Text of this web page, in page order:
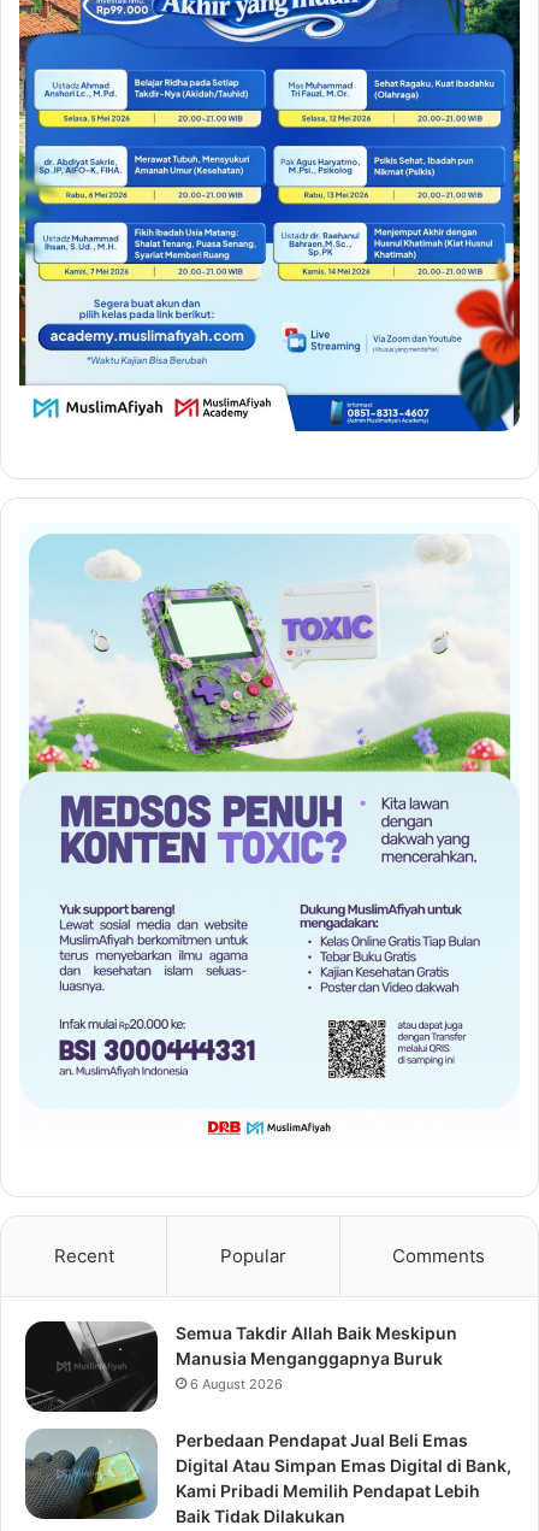
Recent Popular Comments
Semua Takdir Allah Baik Meskipun
Manusia Menganggapnya Buruk
6 August 2026
Perbedaan Pendapat Jual Beli Emas
Digital Atau Simpan Emas Digital di Bank,
Kami Pribadi Memilih Pendapat Lebih
Baik Tidak Dilakukan